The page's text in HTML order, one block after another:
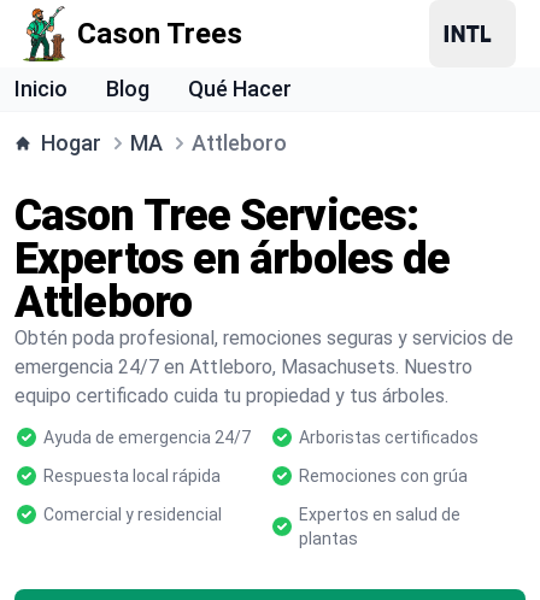
Cason Trees
Inicio Blog Qué Hacer
Hogar MA Attleboro
Cason Tree Services:
Expertos en árboles de
Attleboro
Obtén poda profesional, remociones seguras y servicios de
emergencia 24/7 en Attleboro, Masachusets. Nuestro
equipo certificado cuida tu propiedad y tus árboles.
Ayuda de emergencia 24/7
Arboristas certificados
Respuesta local rápida
Remociones con grúa
Comercial y residencial
Expertos en salud de
plantas